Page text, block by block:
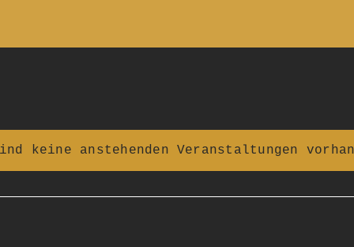
keine anstehenden Veranstaltungen